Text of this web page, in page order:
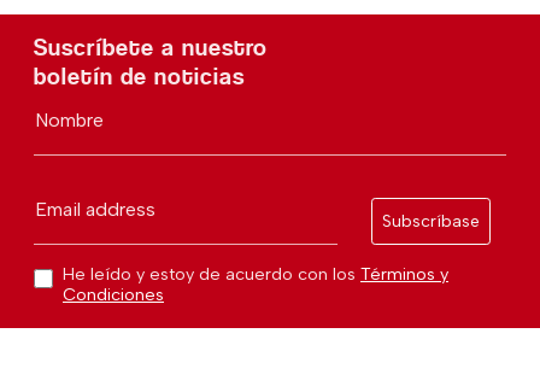
Suscríbete a nuestro
boletín de noticias
Nombre
Email address
Subscríbase
He leído y estoy de acuerdo con los Términos y
Condiciones